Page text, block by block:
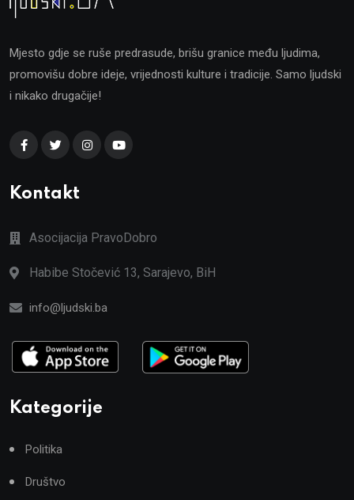
Mjesto gdje se ruše predrasude, brišu granice među ljudima,
promovišu dobre ideje, vrijednosti kulture i tradicije. Samo ljudski
i nikako drugačije!
Kontakt
Asocijacija PravoDobro
Habibe Stočević 13, Sarajevo, BiH
info@ljudski.ba
Kategorije
Politika
Društvo